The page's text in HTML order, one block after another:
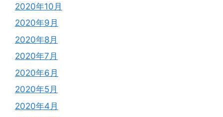
2020年10月
2020年9月
2020年8月
2020年7月
2020年6月
2020年5月
2020年4月